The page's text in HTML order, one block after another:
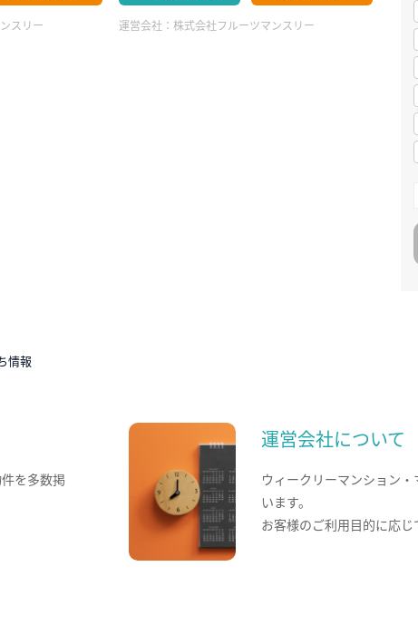
スリー 運営会社： 株式会社フルーツマンスリー
情報
を多数掲
運営会社について
ウィークリーマンション
います。
お客様のご利用目的に応じ